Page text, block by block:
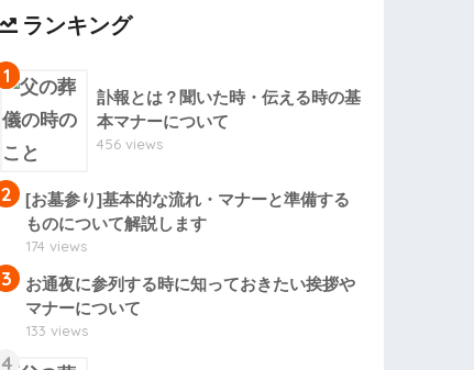
ランキング
1
訃報とは？聞いた時・伝える時の基
本マナーについて
456 views
2
[お墓参り]基本的な流れ・マナーと準備する
ものについて解説します
174 views
3
お通夜に参列する時に知っておきたい挨拶や
マナーについて
133 views
4